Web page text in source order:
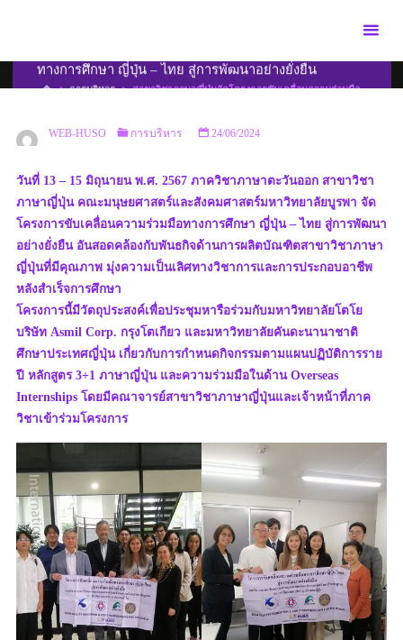
ทางการศึกษา ญี่ปุ่น – ไทย สู่การพัฒนาอย่างยั่งยืน
HOMEการบริหาร
สาขาวิชาภาษาญี่ปุ่นจัดโครงการขับเคลื่อนความร่วมมือ
WEB-HUSO การบริหาร 24/06/2024
วันที่ 13 – 15 มิถุนายน พ.ศ. 2567 ภาควิชาภาษาตะวันออก สาขาวิชา
ภาษาญี่ปุ่น คณะมนุษยศาสตร์และสังคมศาสตร์มหาวิทยาลัยบูรพา จัด
โครงการขับเคลื่อนความร่วมมือทางการศึกษา ญี่ปุ่น – ไทย สู่การพัฒนา
อย่างยั่งยืน อันสอดคล้องกับพันธกิจด้านการผลิตบัณฑิตสาขาวิชาภาษา
ญี่ปุ่นที่มีคุณภาพ มุ่งความเป็นเลิศทางวิชาการและการประกอบอาชีพ
หลังสำเร็จการศึกษา
โครงการนี้มีวัตถุประสงค์เพื่อประชุมหารือร่วมกับมหาวิทยาลัยโตโย
บริษัท Asmil Corp. กรุงโตเกียว และมหาวิทยาลัยคันดะนานาชาติ
ศึกษาประเทศญี่ปุ่น เกี่ยวกับการกำหนดกิจกรรมตามแผนปฏิบัติการราย
ปี หลักสูตร 3+1 ภาษาญี่ปุ่น และความร่วมมือในด้าน Overseas
Internships โดยมีคณาจารย์สาขาวิชาภาษาญี่ปุ่นและเจ้าหน้าที่ภาค
วิชาเข้าร่วมโครงการ